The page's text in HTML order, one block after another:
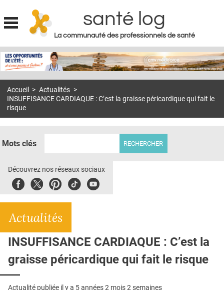
Jump to navigation
santé log
La communauté des professionnels de santé
MON COMPTE
S'ABONNER À LA REVUE SOIN À DOMICILE
ACTUS
E-REVUE SAD
THÉMA
CONTACT
Accueil > Actualités >
INSUFFISANCE CARDIAQUE : C’est la graisse péricardique qui fait le
risque
Mots clés
Découvrez nos réseaux sociaux
FacebookTwitterPinterest
TiktokYoubute
Actualités
INSUFFISANCE CARDIAQUE : C’est la
graisse péricardique qui fait le risque
Actualité publiée il y a 5 années 2 mois 2 semaines